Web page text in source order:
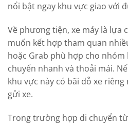
nổi bật ngay khu vực giao với
Về phương tiện, xe máy là lựa
muốn kết hợp tham quan
hoặc Grab phù hợp cho
chuyển nhanh và thoải mái.
khu vực này có bãi đỗ xe
gửi xe.
Trong trường hợp di chuyển từ